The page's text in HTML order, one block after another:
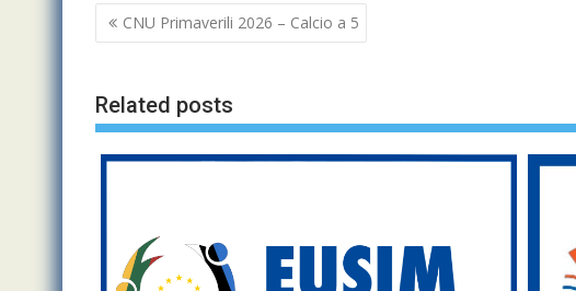
Navigazione
articoli
CNU Primaverili 2026 – Calcio a 5
Related posts